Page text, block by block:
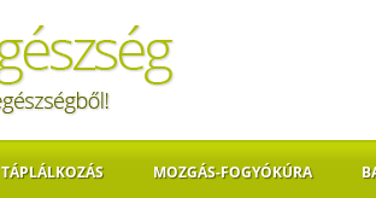
TÁPLÁLKOZÁS MOZGÁS-FOGYÓKÚRA